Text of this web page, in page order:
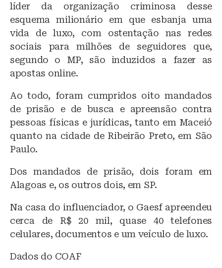
líder da organização criminosa desse
esquema milionário em que esbanja uma
vida de luxo, com ostentação nas redes
sociais para milhões de seguidores que,
segundo o MP, são induzidos a fazer as
apostas online.
Ao todo, foram cumpridos oito mandados
de prisão e de busca e apreensão contra
pessoas físicas e jurídicas, tanto em Maceió
quanto na cidade de Ribeirão Preto, em São
Paulo.
Dos mandados de prisão, dois foram em
Alagoas e, os outros dois, em SP.
Na casa do influenciador, o Gaesf apreendeu
cerca de R$ 20 mil, quase 40 telefones
celulares, documentos e um veículo de luxo.
Dados do COAF